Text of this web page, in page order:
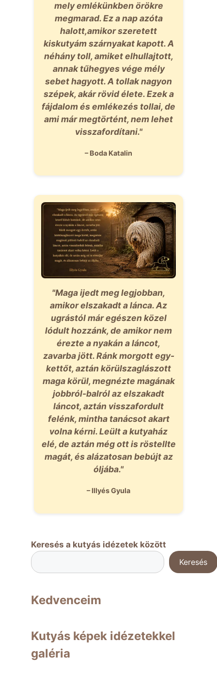
mely emlékünkben örökre
megmarad. Ez a nap azóta
halott,amikor szeretett
kiskutyám szárnyakat kapott. A
néhány toll, amiket elhullajtott,
annak tűhegyes vége mély
sebet hagyott. A tollak nagyon
szépek, akár rövid élete. Ezek a
fájdalom és emlékezés tollai, de
ami már megtörtént, nem lehet
visszafordítani."
– Boda Katalin
"Maga ijedt meg legjobban,
amikor elszakadt a lánca. Az
ugrástól már egészen közel
lódult hozzánk, de amikor nem
érezte a nyakán a láncot,
zavarba jött. Ránk morgott egy-
kettőt, aztán körülszaglászott
maga körül, megnézte magának
jobbról-balról az elszakadt
láncot, aztán visszafordult
felénk, mintha tanácsot akart
volna kérni. Leült a kutyaház
elé, de aztán még ott is röstellte
magát, és alázatosan bebújt az
óljába."
– Illyés Gyula
Keresés a kutyás idézetek között
Keresés
Kedvenceim
Kutyás képek idézetekkel
galéria